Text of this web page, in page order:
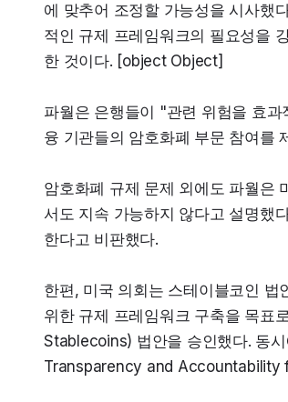
에 맞추어 조정할 가능성을 시사했
적인 규제 프레임워크의 필요성을
한 것이다. [object Object]
파월은 은행들이 "관련 위험을 효
융 기관들의 암호화폐 부문 참여를
암호화폐 규제 문제 외에도 파월은
서도 지속 가능하지 않다고 설명했
한다고 비판했다.
한편, 미국 의회는 스테이블코인
위한 규제 프레임워크 구축을 목표
Stablecoins) 법안을 승인했다. 동
Transparency and Accountability